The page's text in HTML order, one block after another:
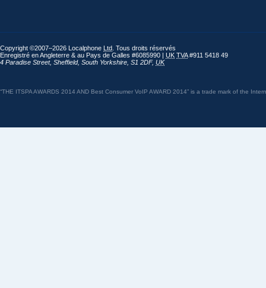
Copyright ©2007–2026 Localphone Ltd . Tous droits réservés
Enregistré en Angleterre & au Pays de Galles #6085990 | UK TVA#911 5418 49
4 Paradise Street, Sheffield, South Yorkshire S1 2DF, UK
“THE ITSPA AWARDS 2014 AND Best Consumer VoIP AWARD 2014” is a trade mark of the